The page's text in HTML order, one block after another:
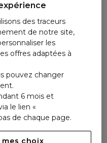
des traceurs
de notre site,
les
offres adaptées à
pouvez changer
6 mois et
le lien «
de chaque page.
choix